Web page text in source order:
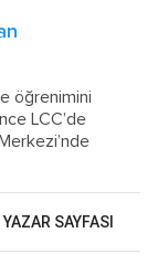
öğrenimini
LCC’de
YAZAR SAYFASI